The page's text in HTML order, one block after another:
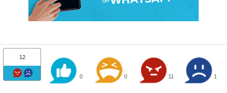
12
0 0 11 1